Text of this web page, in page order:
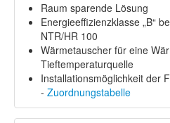
Raum sparende Lösung
Energieeffizienzklasse „B“
NTR/HR 100
Wärmetauscher für eine
Tieftemperaturquelle
Installationsmöglichkeit der
- Zuordnungstabelle